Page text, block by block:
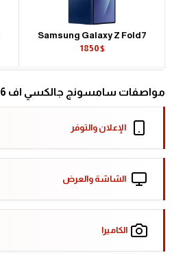
Samsung Galaxy Z Fold7
1850$
مواصفات سامسونج جالكسي اف 36 التفصيلية
الإعلان والتوفر
الشاشة والعرض
الكاميرا